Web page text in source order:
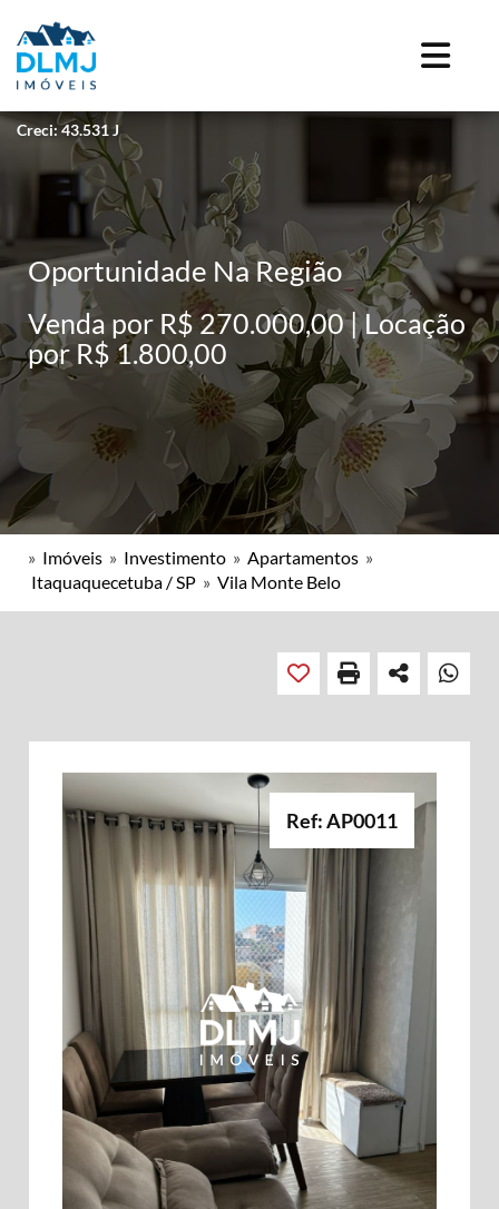
Creci: 43.531 J
Oportunidade Na Região
Venda por R$ 270.000,00 | Locação
por R$ 1.800,00
» Imóveis » Investimento » Apartamentos »
Itaquaquecetuba / SP » Vila Monte Belo
Ref: AP0011